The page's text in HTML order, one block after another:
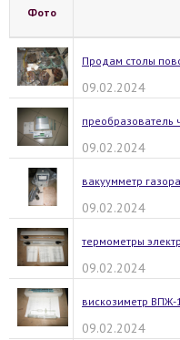
Фото
Продам столы
09.02.2024
преобразователь
09.02.2024
вакуумметр
09.02.2024
термометры
09.02.2024
вискозиметр ВПЖ-
09.02.2024